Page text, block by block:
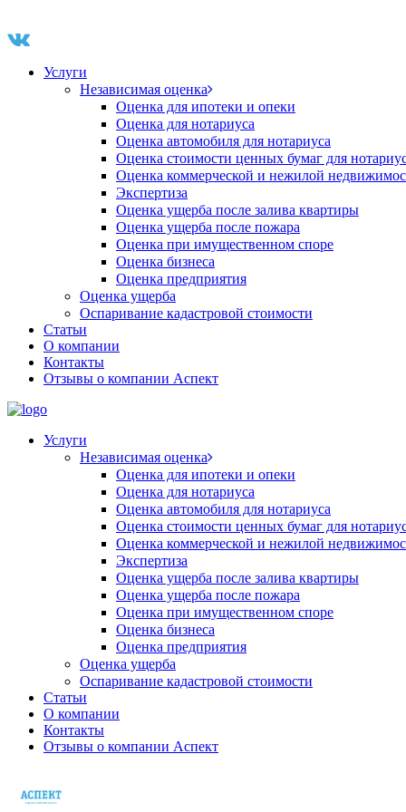
Услуги
Независимая оценка
Оценка для ипотеки и опеки
Оценка для нотариуса
Оценка автомобиля для нотариуса
Оценка стоимости ценных бумаг для
Оценка коммерческой и нежилой
Экспертиза
Оценка ущерба после залива квартиры
Оценка ущерба после пожара
Оценка при имущественном споре
Оценка бизнеса
Оценка предприятия
Оценка ущерба
Оспаривание кадастровой стоимости
Статьи
О компании
Контакты
Отзывы о компании Аспект
Услуги
Независимая оценка
Оценка для ипотеки и опеки
Оценка для нотариуса
Оценка автомобиля для нотариуса
Оценка стоимости ценных бумаг для
Оценка коммерческой и нежилой
Экспертиза
Оценка ущерба после залива квартиры
Оценка ущерба после пожара
Оценка при имущественном споре
Оценка бизнеса
Оценка предприятия
Оценка ущерба
Оспаривание кадастровой стоимости
Статьи
О компании
Контакты
Отзывы о компании Аспект